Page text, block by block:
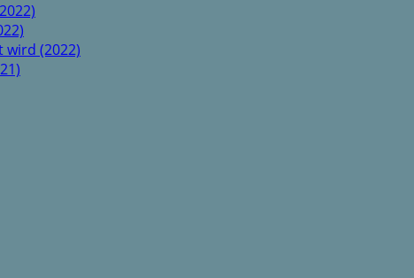
wird (2022)